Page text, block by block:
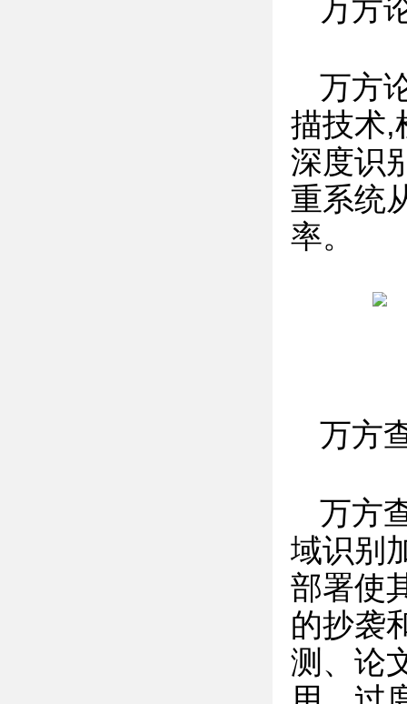
万方
万方
描技术,
深度识
重系统
率。
万方
万方
域识别
部署使
的抄袭
测、论